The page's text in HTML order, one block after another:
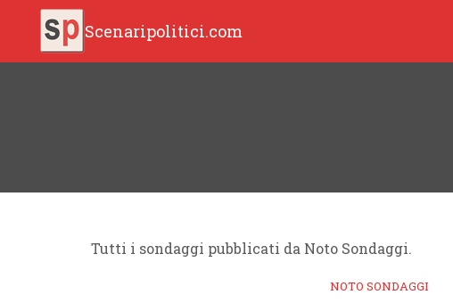
Scenaripolitici.com
Tutti i sondaggi pubblicati da Noto Sondaggi.
NOTO SONDAGGI